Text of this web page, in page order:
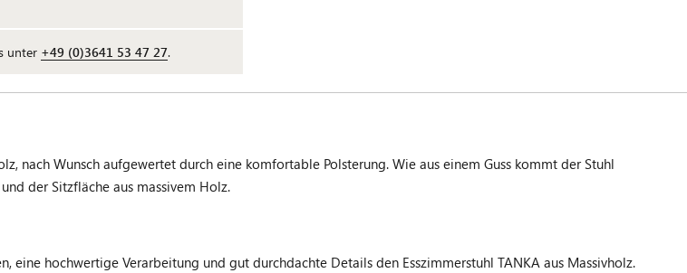
unter +49 (0)3641 53 47 27.
nach Wunsch aufgewertet durch eine komfortable Polsterung. Wie aus einem Guss kommt der Stuhl
der Sitzfläche aus massivem Holz.
eine hochwertige Verarbeitung und gut durchdachte Details den Esszimmerstuhl TANKA aus Massivholz.